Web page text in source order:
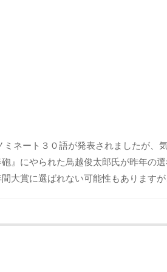
ミネート３０語が発表されましたが、
』にやられた鳥越俊太郎氏が昨年の
大賞に選ばれない可能性もあります